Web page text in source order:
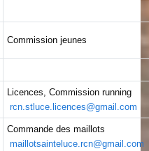
Commission jeunes
Licences, Commission running
rcn.stluce.licences@gmail.com
Commande des maillots
maillotsainteluce.rcn@gmail.com